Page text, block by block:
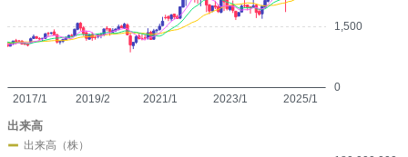
0
1,500
2017/1 2021/1 2025/1
2019/2 2023/1
出来高
出来高（株）